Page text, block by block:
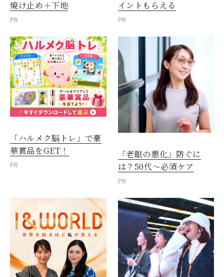
焼け止め＋下地
PR
イントもらえる
PR
「ハルメク脳トレ」で豪
華賞品をGET！
PR
「老眼の悪化」防ぐに
は？50代～必須ケア
PR
閉じる